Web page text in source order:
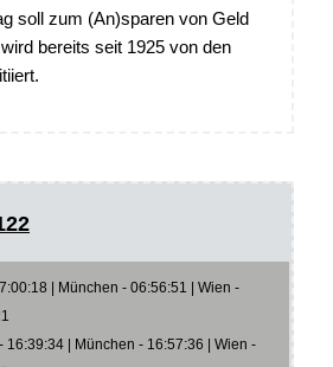
soll zum (An)sparen von Geld
bereits seit 1925 von den
| München - 06:56:51 | Wien -
| München - 16:57:36 | Wien -